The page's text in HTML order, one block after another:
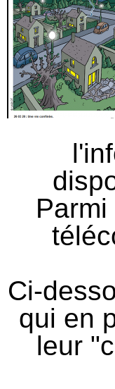
P
Ci-
qui en
leur